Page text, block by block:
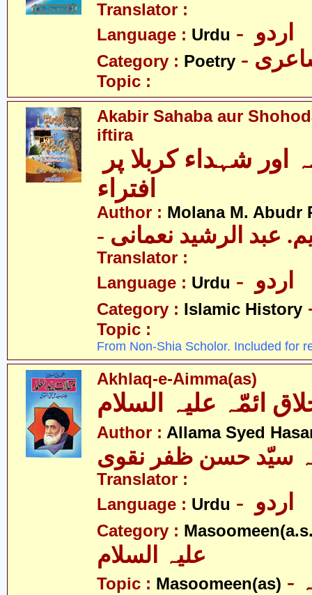
Translator :
Language : Urdu
Category : Poetry
Topic :
Akabir Sahaba aur
iftira
Author : Molana M. Abudr
ایم. عبد الرشید نعمانی
Translator :
Language : Urdu
Category : Islamic History
Topic :
From Non-Shia Scholor. Included for
Akhlaq-e-Aimma(as)
Author : Allama Syed
سیّد حسن ظفر نقوی
Translator :
Language : Urdu
Category :
Topic : Masoomeen(as) - معصومین علیہ